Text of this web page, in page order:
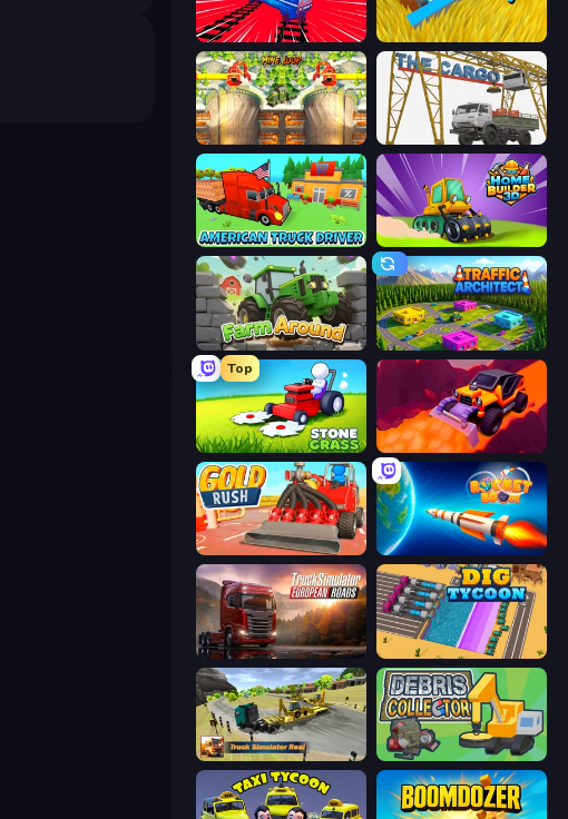
Train Drift Harvesting Season
Mine Loop The Cargo
American Truck Driver Home Builder 3D
Farm Around Traffic Architect
Top
Stone Grass: Mowing Simulator Sand King
Gold Rush Rocket Boom: Space Destroy 3D
Truck Simulator: European Roads Dig Tycoon
Truck Simulator Real Debris Collector